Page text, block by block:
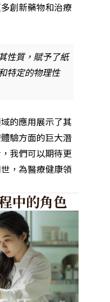
創新藥物和治療
性質，賦予了紙
特定的物理性
的應用展示了其
驗方面的巨大潛
我們可以期待更
，為醫療健康領
中的角色